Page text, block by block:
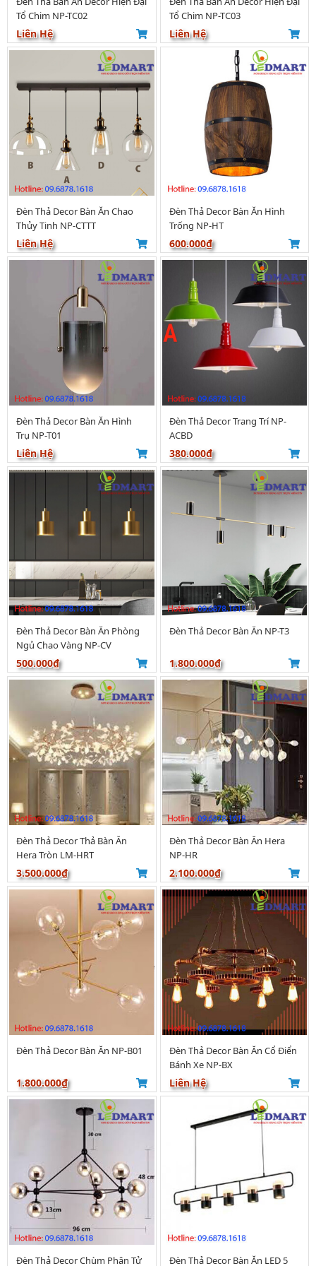
Tổ Chim NP-TC02
Liên Hệ
Tổ Chim NP-TC03
Liên Hệ
Đèn Thả Decor Bàn Ăn Chao
Thủy Tinh NP-CTTT
Liên Hệ
Đèn Thả Decor Bàn Ăn Hình
Trống NP-HT
600.000₫
Đèn Thả Decor Bàn Ăn Hình
Trụ NP-T01
Liên Hệ
Đèn Thả Decor Trang Trí NP-
ACBD
380.000₫
Đèn Thả Decor Bàn Ăn Phòng
Ngủ Chao Vàng NP-CV
500.000₫
Đèn Thả Decor Bàn Ăn NP-T3
1.800.000₫
Đèn Thả Decor Thả Bàn Ăn
Hera Tròn LM-HRT
3.500.000₫
Đèn Thả Decor Bàn Ăn Hera
NP-HR
2.100.000₫
Đèn Thả Decor Bàn Ăn NP-B01
1.800.000₫
Đèn Thả Decor Bàn Ăn Cổ Điển
Bánh Xe NP-BX
Liên Hệ
Đèn Thả Decor Chùm Phân Tử Đèn Thả Decor Bàn Ăn LED 5